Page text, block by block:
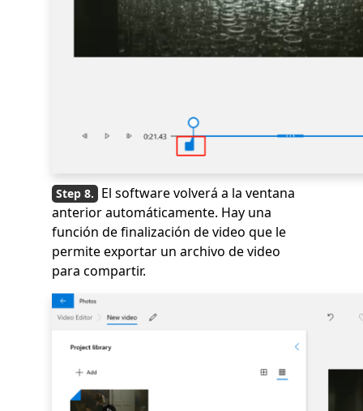
El software volverá a la ventana
anterior automáticamente. Hay una
función de finalización de video que le
permite exportar un archivo de video
para compartir.